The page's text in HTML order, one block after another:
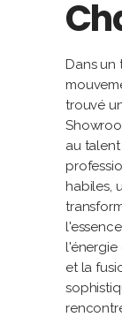
Dans
trouvé
au
habiles,
et la